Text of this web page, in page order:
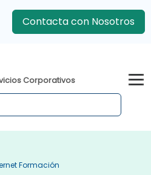
Contacta con Nosotros
Corporativos
Formación